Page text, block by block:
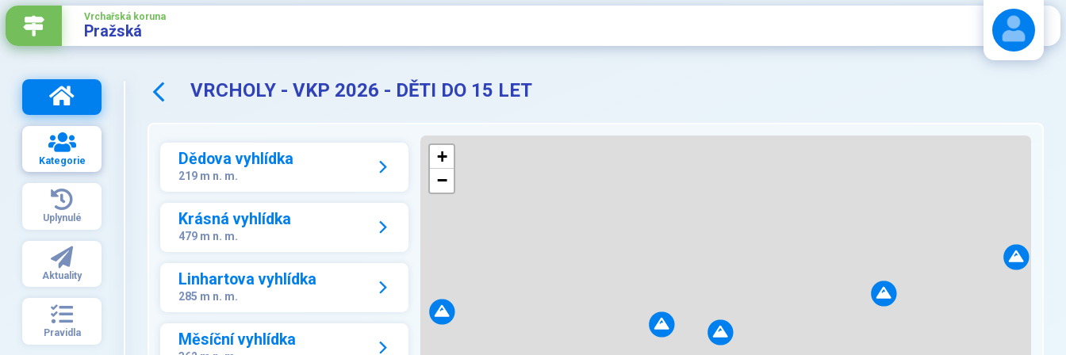
Vrchařská koruna
Pražská
Kategorie
Uplynulé
Aktuality
Pravidla
VRCHOLY - VKP 2026 - DĚTI DO 15 LET
Dědova vyhlídka
219 m n. m.
Krásná vyhlídka
479 m n. m.
Linhartova vyhlídka
285 m n. m.
Měsíční vyhlídka
+
−